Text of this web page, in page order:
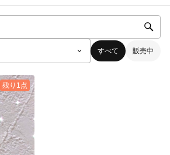
すべて 販売中
残り1点